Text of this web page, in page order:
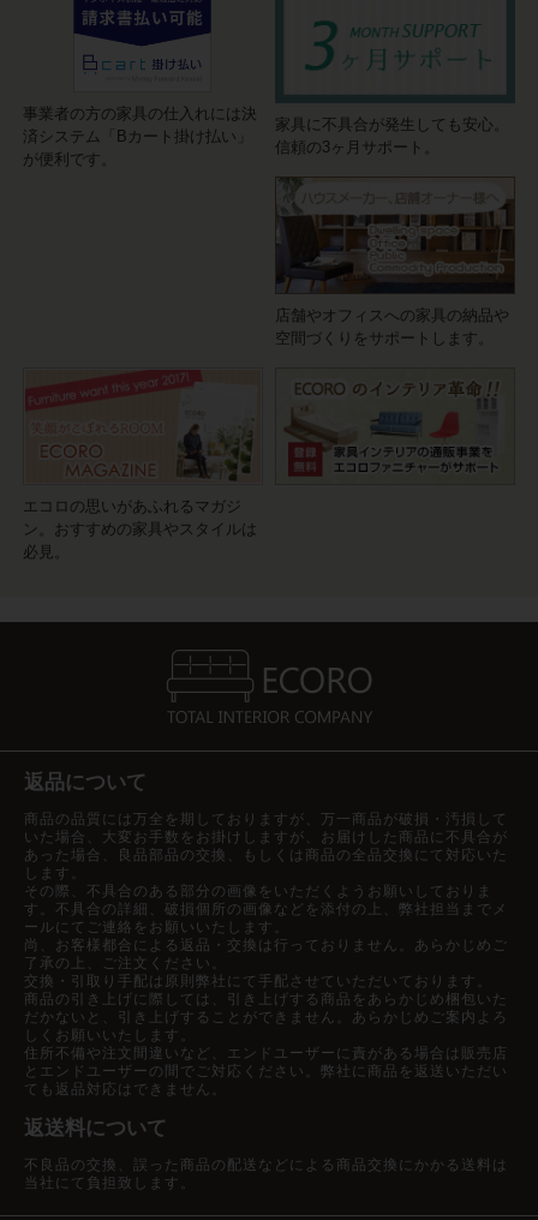
事業者の方の家具の仕入れには決
済システム「Bカート掛け払い」
が便利です。
家具に不具合が発生しても安心。
信頼の3ヶ月サポート。
店舗やオフィスへの家具の納品や
空間づくりをサポートします。
エコロの思いがあふれるマガジ
ン。おすすめの家具やスタイルは
必見。
返品について
商品の品質には万全を期しておりますが、万一商品が破損・汚損して
いた場合、大変お手数をお掛けしますが、お届けした商品に不具合が
あった場合、良品部品の交換、もしくは商品の全品交換にて対応いた
します。
その際、不具合のある部分の画像をいただくようお願いしておりま
す。不具合の詳細、破損個所の画像などを添付の上、弊社担当までメ
ールにてご連絡をお願いいたします。
尚、お客様都合による返品・交換は行っておりません。あらかじめご
了承の上、ご注文ください。
交換・引取り手配は原則弊社にて手配させていただいております。
商品の引き上げに際しては、引き上げする商品をあらかじめ梱包いた
だかないと、引き上げすることができません。あらかじめご案内よろ
しくお願いいたします。
住所不備や注文間違いなど、エンドユーザーに責がある場合は販売店
とエンドユーザーの間でご対応ください。弊社に商品を返送いただい
ても返品対応はできません。
返送料について
不良品の交換、誤った商品の配送などによる商品交換にかかる送料は
当社にて負担致します。